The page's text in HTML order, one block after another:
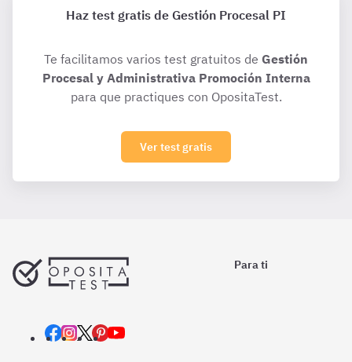
Haz test gratis de Gestión Procesal PI
Te facilitamos varios test gratuitos de Gestión
Procesal y Administrativa Promoción Interna
para que practiques con OpositaTest.
Ver test gratis
Para ti